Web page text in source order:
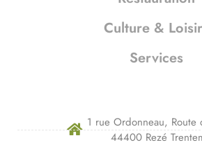
Culture &
Services
1 rue Ordonneau, Route
44400 Rezé